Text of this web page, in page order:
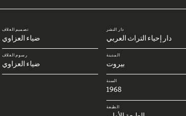
دار النشر
دار إحياء التراث العربي
المدينة
بيروت
السنة
1968
الطبعة
تصميم الغلاف
ضياء العزاوي
رسوم الغلاف
ضياء العزاوي